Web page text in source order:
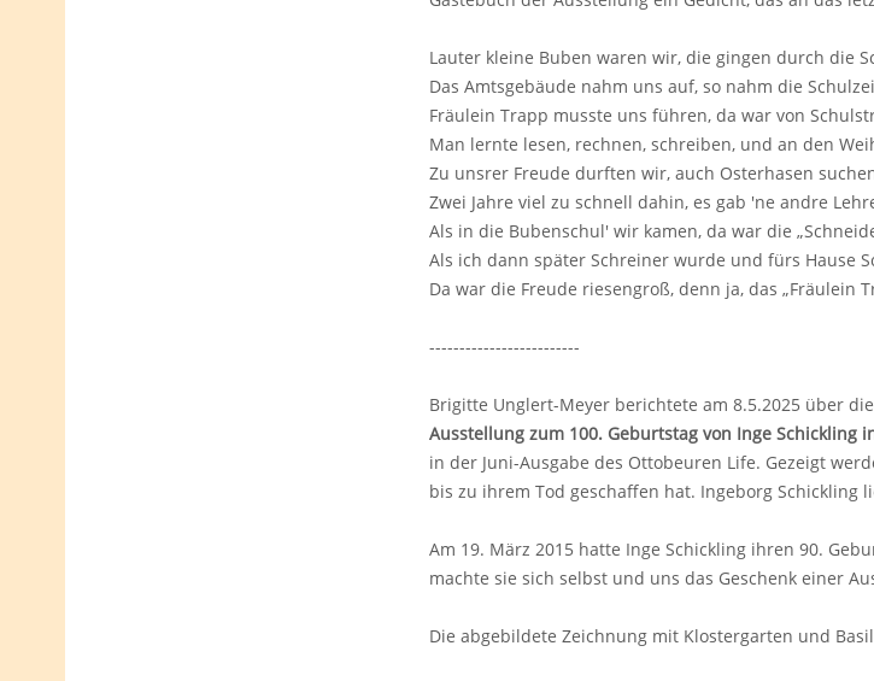
Lauter kleine Buben waren wir, die gingen durch die
Das Amtsgebäude nahm uns auf, so nahm die
Fräulein Trapp musste uns führen, da war von
Man lernte lesen, rechnen, schreiben, und an den
Zu unsrer Freude durften wir, auch Osterhasen
Zwei Jahre viel zu schnell dahin, es gab 'ne andre
Als in die Bubenschul' wir kamen, da war die
Als ich dann später Schreiner wurde und fürs Hause
Da war die Freude riesengroß, denn ja, das „Fräulein
-------------------------
Brigitte Unglert-Meyer berichtete am 8.5.2025 über
Ausstellung zum 100. Geburtstag von Inge
in der Juni-Ausgabe des Ottobeuren Life. Gezeigt
bis zu ihrem Tod geschaffen hat. Ingeborg Schickling
Am 19. März 2015 hatte Inge Schickling ihren 90.
machte sie sich selbst und uns das Geschenk einer
Die abgebildete Zeichnung mit Klostergarten und